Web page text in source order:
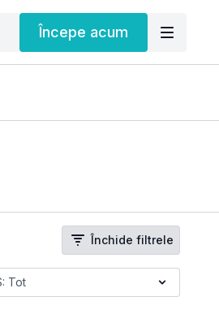
Începe acum
Închide filtrele